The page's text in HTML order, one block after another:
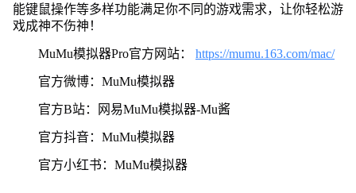
能键鼠操作等多样功能满足你不同的游戏需求，让你轻松游
戏成神不伤神！
MuMu模拟器Pro官方网站： https://mumu.163.com/mac/
官方微博：MuMu模拟器
官方B站：网易MuMu模拟器-Mu酱
官方抖音：MuMu模拟器
官方小红书：MuMu模拟器